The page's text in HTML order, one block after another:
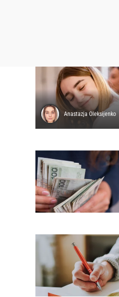
Anastazja Oleksijenko